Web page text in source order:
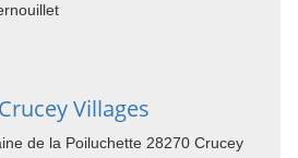
Villages
de la Poiluchette 28270 Crucey